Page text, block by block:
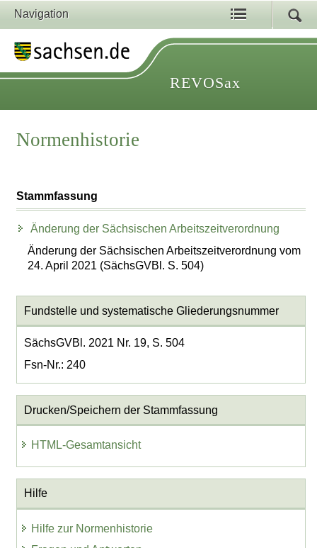
Navigation
REVOSax
Normenhistorie
Stammfassung
Änderung der Sächsischen Arbeitszeitverordnung
Änderung der Sächsischen Arbeitszeitverordnung vom
24. April 2021 (SächsGVBl. S. 504)
Fundstelle und systematische Gliederungsnummer
SächsGVBl. 2021 Nr. 19, S. 504
Fsn-Nr.: 240
Drucken/Speichern der Stammfassung
HTML-Gesamtansicht
Hilfe
Hilfe zur Normenhistorie